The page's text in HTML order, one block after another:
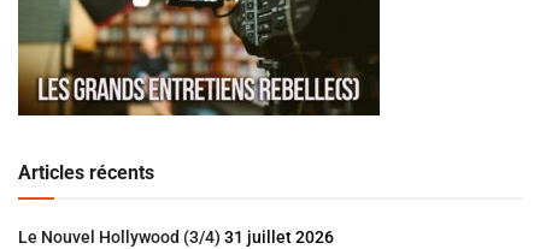
Articles récents
Le Nouvel Hollywood (3/4) 31 juillet 2026